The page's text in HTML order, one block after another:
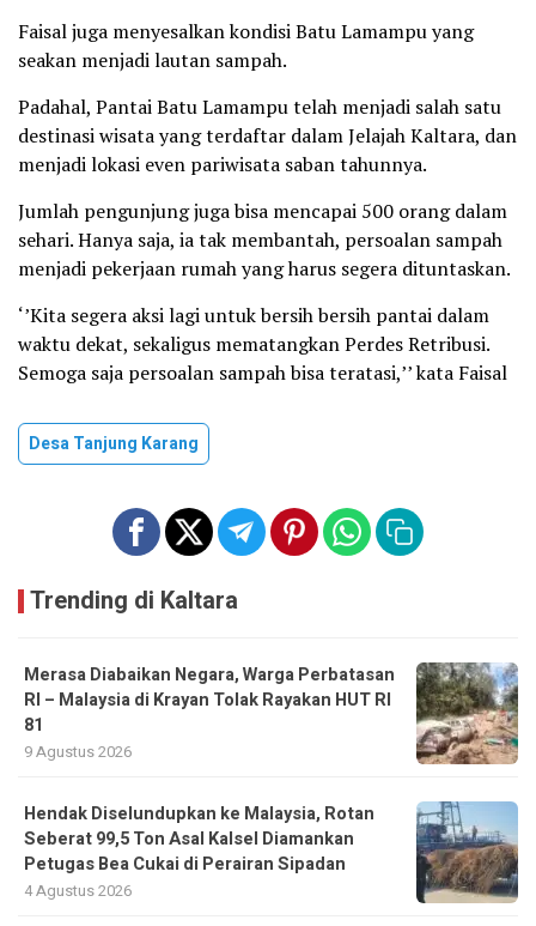
Faisal juga menyesalkan kondisi Batu Lamampu yang
seakan menjadi lautan sampah.
Padahal, Pantai Batu Lamampu telah menjadi salah satu
destinasi wisata yang terdaftar dalam Jelajah Kaltara, dan
menjadi lokasi even pariwisata saban tahunnya.
Jumlah pengunjung juga bisa mencapai 500 orang dalam
sehari. Hanya saja, ia tak membantah, persoalan sampah
menjadi pekerjaan rumah yang harus segera dituntaskan.
‘’Kita segera aksi lagi untuk bersih bersih pantai dalam
waktu dekat, sekaligus mematangkan Perdes Retribusi.
Semoga saja persoalan sampah bisa teratasi,’’ kata Faisal
Desa Tanjung Karang
Trending di Kaltara
Merasa Diabaikan Negara, Warga Perbatasan
RI – Malaysia di Krayan Tolak Rayakan HUT RI
81
9 Agustus 2026
Hendak Diselundupkan ke Malaysia, Rotan
Seberat 99,5 Ton Asal Kalsel Diamankan
Petugas Bea Cukai di Perairan Sipadan
4 Agustus 2026